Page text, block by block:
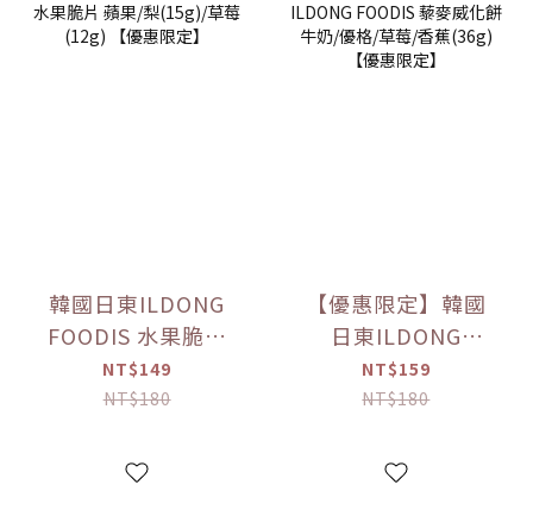
韓國日東ILDONG
FOODIS 水果脆片
蘋果/梨(15g)/草莓
(12g) 【優惠限定】
NT$149
NT$180
【優惠限定】韓國
日東ILDONG
FOODIS 藜麥威化
餅 牛奶/優格/草莓/
定】
NT$159
NT$180